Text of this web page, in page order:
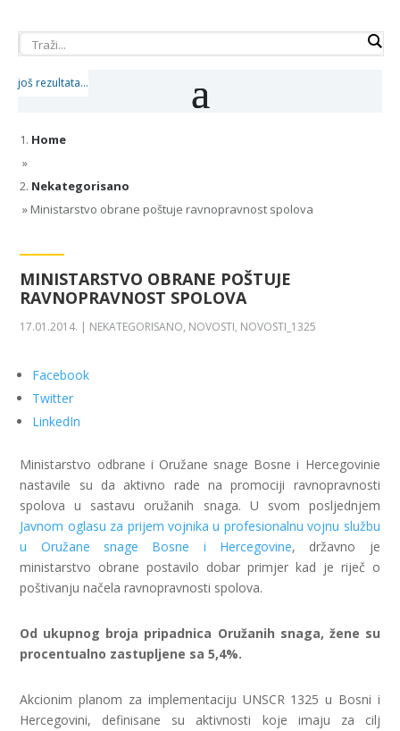
još rezultata...
Home
»
Nekategorisano
» Ministarstvo obrane poštuje ravnopravnost spolova
MINISTARSTVO OBRANE POŠTUJE
RAVNOPRAVNOST SPOLOVA
17.01.2014. | NEKATEGORISANO, NOVOSTI, NOVOSTI_1325
Facebook
Twitter
LinkedIn
Ministarstvo odbrane i Oružane snage Bosne i Hercegovinie
nastavile su da aktivno rade na promociji ravnopravnosti
spolova u sastavu oružanih snaga. U svom posljednjem
Javnom oglasu za prijem vojnika u profesionalnu vojnu službu
u Oružane snage Bosne i Hercegovine, državno je
ministarstvo obrane postavilo dobar primjer kad je riječ o
poštivanju načela ravnopravnosti spolova.
Od ukupnog broja pripadnica Oružanih snaga, žene su
procentualno zastupljene sa 5,4%.
Akcionim planom za implementaciju UNSCR 1325 u Bosni i
Hercegovini, definisane su aktivnosti koje imaju za cilj